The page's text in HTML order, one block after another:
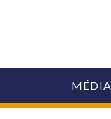
MÉDIA